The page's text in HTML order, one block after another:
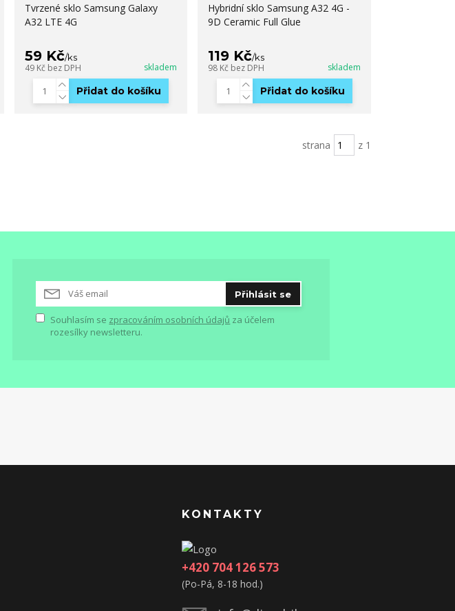
Tvrzené sklo Samsung Galaxy
A32 LTE 4G
59 Kč/ks
49 Kč bez DPH skladem
Přidat do košíku
Hybridní sklo Samsung A32 4G -
9D Ceramic Full Glue
119 Kč/ks
98 Kč bez DPH skladem
Přidat do košíku
strana z 1
Přihlásit se
Souhlasím se zpracováním osobních údajů za účelem
rozesílky newsletteru.
KONTAKTY
+420 704 126 573
(Po-Pá, 8-18 hod.)